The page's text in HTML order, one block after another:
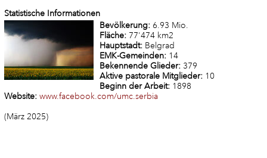
Statistische Informationen
Bevölkerung:6.93 Mio.
Fläche:77'474 km2
Hauptstadt:Belgrad
EMK-Gemeinden:14
Bekennende Glieder:379
Aktive pastorale Mitglieder:10
Beginn der Arbeit:1898
Website: www.facebook.com/umc.serbia
(März 2025)